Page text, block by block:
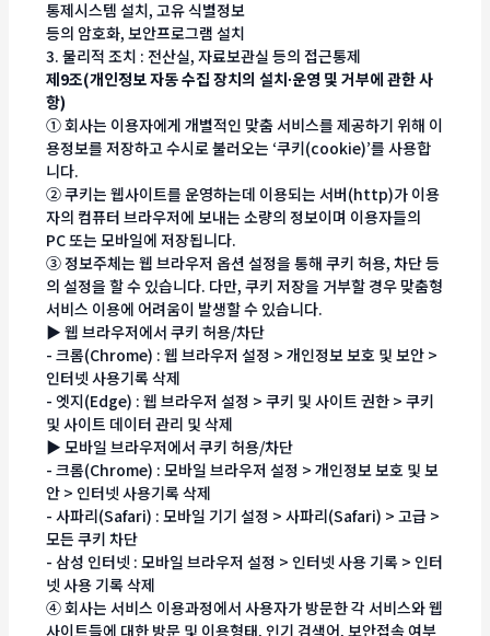
통제시스템 설치, 고유 식별정보
등의 암호화, 보안프로그램 설치
3. 물리적 조치 : 전산실, 자료보관실 등의 접근통제
제9조(개인정보 자동 수집 장치의 설치∙운영 및 거부에 관한 사
항)
① 회사는 이용자에게 개별적인 맞춤 서비스를 제공하기 위해 이
용정보를 저장하고 수시로 불러오는 ‘쿠키(cookie)’를 사용합
니다.
② 쿠키는 웹사이트를 운영하는데 이용되는 서버(http)가 이용
자의 컴퓨터 브라우저에 보내는 소량의 정보이며 이용자들의
PC 또는 모바일에 저장됩니다.
③ 정보주체는 웹 브라우저 옵션 설정을 통해 쿠키 허용, 차단 등
의 설정을 할 수 있습니다. 다만, 쿠키 저장을 거부할 경우 맞춤형
서비스 이용에 어려움이 발생할 수 있습니다.
▶ 웹 브라우저에서 쿠키 허용/차단
- 크롬(Chrome) : 웹 브라우저 설정 > 개인정보 보호 및 보안 >
인터넷 사용기록 삭제
- 엣지(Edge) : 웹 브라우저 설정 > 쿠키 및 사이트 권한 > 쿠키
및 사이트 데이터 관리 및 삭제
▶ 모바일 브라우저에서 쿠키 허용/차단
- 크롬(Chrome) : 모바일 브라우저 설정 > 개인정보 보호 및 보
안 > 인터넷 사용기록 삭제
- 사파리(Safari) : 모바일 기기 설정 > 사파리(Safari) > 고급 >
모든 쿠키 차단
- 삼성 인터넷 : 모바일 브라우저 설정 > 인터넷 사용 기록 > 인터
넷 사용 기록 삭제
④ 회사는 서비스 이용과정에서 사용자가 방문한 각 서비스와 웹
사이트들에 대한 방문 및 이용형태, 인기 검색어, 보안접속 여부